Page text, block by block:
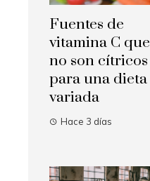
Fuentes de
vitamina C que
no son cítricos
para una dieta
variada
Hace 3 días